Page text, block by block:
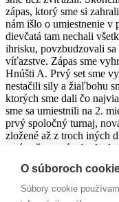
zápas, ktorý sme si
nám išlo o umiestnenie v
dievčatá tam nechali
ihrisku, povzbudzovali
víťazstve. Zápas sme
Hnúšti A. Prvý set sme
nestačili sily a žiaľbohu
ktorých sme dali čo
sme sa umiestnili na 2.
prvý spoločný turnaj,
zložené až z troch iných
verím, že sa nám bude
Post
JUNIORKY NA
PRÍPRAVNÝ
O súboroch
Súbory cookie